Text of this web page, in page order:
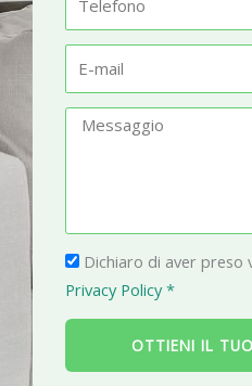
à
l
fm
a
g
g
i
P
r
i
a
Dichiaro di aver preso
Privacy Policy *
OTTIENI IL